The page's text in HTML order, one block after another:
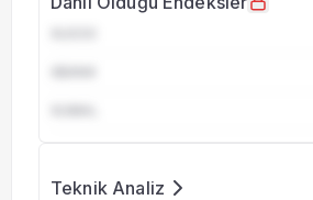
Teknik Analiz